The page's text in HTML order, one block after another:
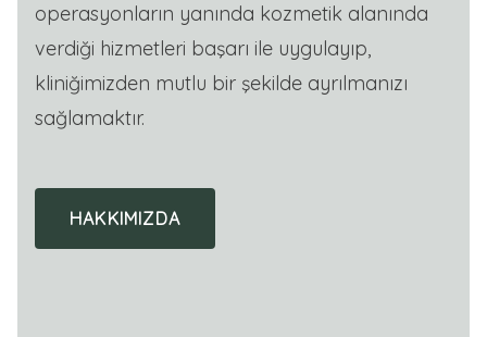
operasyonların yanında kozmetik alanında
verdiği hizmetleri başarı ile uygulayıp,
kliniğimizden mutlu bir şekilde ayrılmanızı
sağlamaktır.
HAKKIMIZDA